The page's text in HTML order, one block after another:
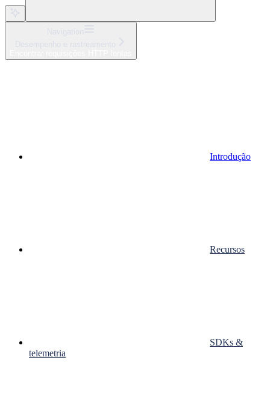
Introdução
Recursos
SDKs &
telemetria